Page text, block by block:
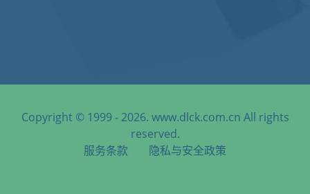
Copyright © 1999 - 2026. www.dlck.com.cn All rights
reserved.
服务条款
隐私与安全政策